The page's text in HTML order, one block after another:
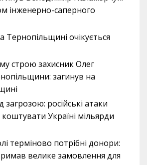
інженерно-саперного
Тернопільщині очікується
строю захисник Олег
загинув на
загрозою: російські атаки
Україні мільярди
терміново потрібні донори:
велике замовлення для